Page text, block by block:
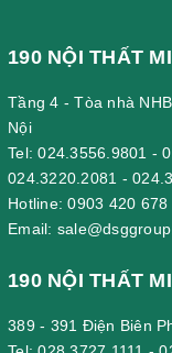
190 NỘI THẤT
Tầng 4 - Tòa nhà
Nội
Tel:024.3556.9801 -
024.3220.2081 -
Hotline:0903 420 678
Email:
190 NỘI THẤT
389 - 391 Điện Biên